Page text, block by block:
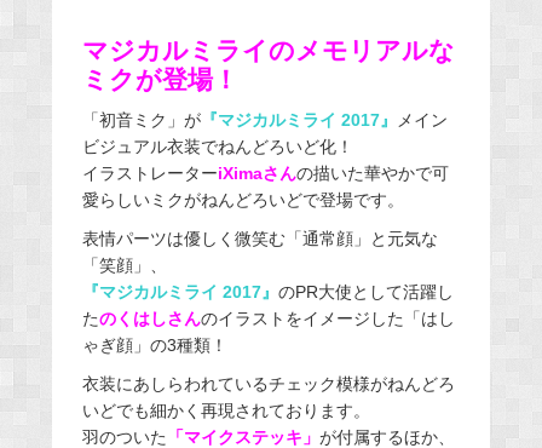
マジカルミライのメモリアルな
ミクが登場！
「初音ミク」が『マジカルミライ 2017』
メイン
ビジュアル衣装でねんどろいど化！
イラストレーターiXimaさんの描いた華やかで可
愛らしいミクがねんどろいどで登場です。
表情パーツは優しく微笑む「通常顔」と元気な
「笑顔」、
『マジカルミライ 2017』 のPR大使として活躍し
たのくはしさんのイラストをイメージした「はし
ゃぎ顔」の3種類！
衣装にあしらわれているチェック模様がねんどろ
いどでも細かく再現されております。
羽のついた 「マイクステッキ」 が付属するほか、